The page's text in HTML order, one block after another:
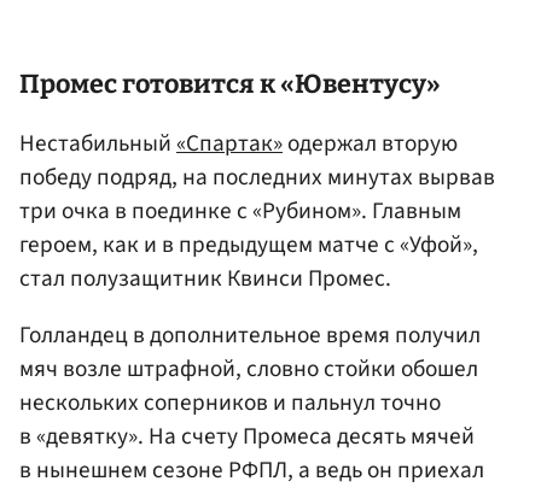
Промес готовится к «Ювентусу»
Нестабильный«Спартак»одержал вторую
победу подряд, на последних минутах вырвав
три очка в поединке с «Рубином». Главным
героем, как и в предыдущем матче с «Уфой»,
стал полузащитник Квинси Промес.
Голландец в дополнительное время получил
мяч возле штрафной, словно стойки обошел
нескольких соперников и пальнул точно
в «девятку». На счету Промеса десять мячей
в нынешнем сезоне РФПЛ, а ведь он приехал